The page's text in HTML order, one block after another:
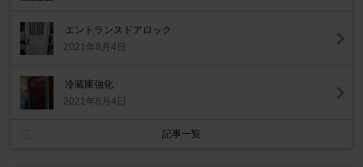
エントランスドアロック
2021年8月4日
冷蔵庫強化
2021年8月4日
記事一覧